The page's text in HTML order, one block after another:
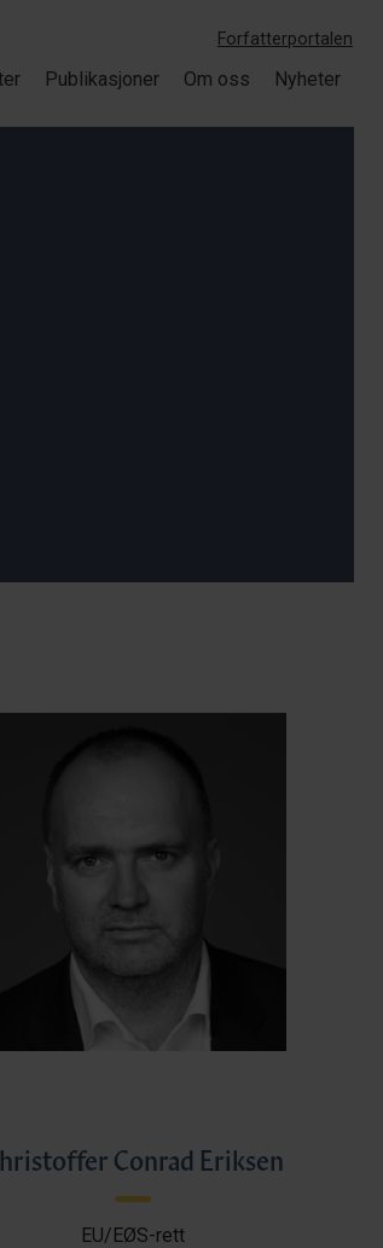
Forfatterportalen
Publikasjoner Om oss Nyheter
Conrad Eriksen
EU/EØS-rett